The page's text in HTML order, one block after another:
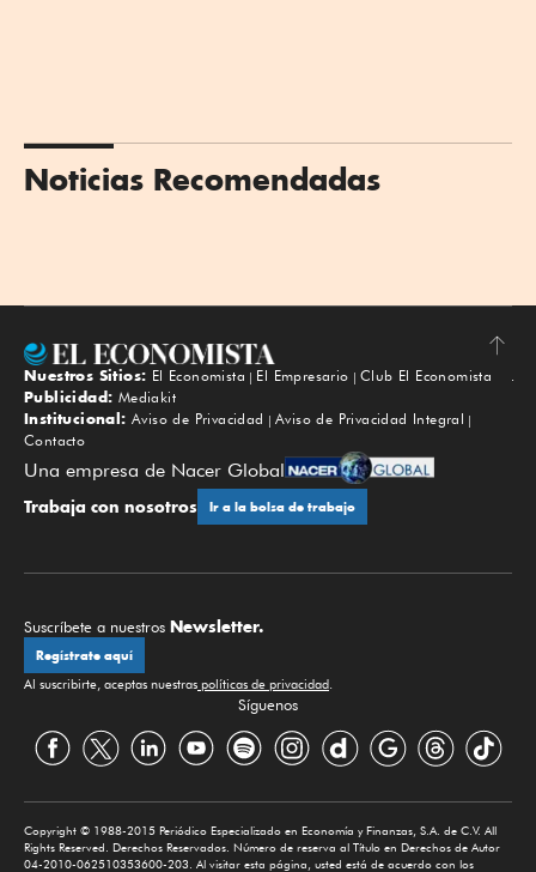
Noticias Recomendadas
Subir
Nuestros Sitios: El Economista El Empresario
Club El Economista
Publicidad: Mediakit
Institucional: Aviso de Privacidad
Aviso de Privacidad Integral
Contacto
Una empresa de Nacer Global
Trabaja con nosotros Ir a la bolsa de trabajo
Suscríbete a nuestros Newsletter.
Regístrate aquí
Al suscribirte, aceptas nuestras políticas de privacidad.
Síguenos
Copyright © 1988-2015 Periódico Especializado en Economía y Finanzas, S.A. de C.V. All
Rights Reserved. Derechos Reservados. Número de reserva al Título en Derechos de Autor
04-2010-062510353600-203. Al visitar esta página, usted está de acuerdo con los